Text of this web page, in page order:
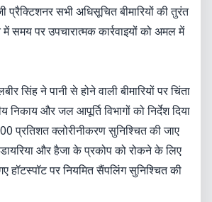
प्रैक्टिशनर सभी अधिसूचित बीमारियों की तुरंत
में समय पर उपचारात्मक कार्रवाइयों को अमल में
सिंह ने पानी से होने वाली बीमारियों पर चिंता
निकाय और जल आपूर्ति विभागों को निर्देश दिया
प्रतिशत क्लोरीनीकरण सुनिश्चित की जाए
और हैजा के प्रकोप को रोकने के लिए
हॉटस्पॉट पर नियमित सैंपलिंग सुनिश्चित की